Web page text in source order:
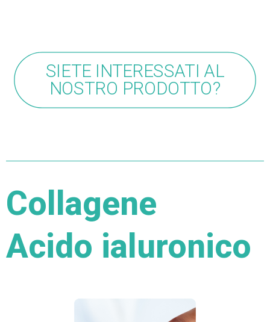
SIETE INTERESSATI AL
NOSTRO PRODOTTO?
Collagene
Acido ialuronico